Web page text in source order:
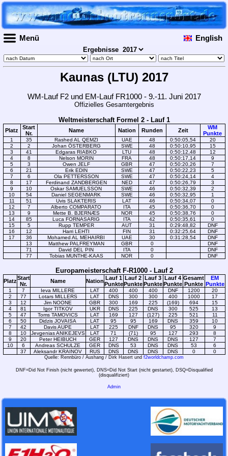
Menü English
Ergebnisse
Kaunas (LTU) 2017
WM-Lauf F2 und EM-Lauf FR1000 - 9.-11. Juni 2017
Offizielles Gesamtergebnis
Weltmeisterschaft Formel 2 - Lauf 1
Platz
Start
Nr.
Name Nation Runden Zeit
WM
Punkte
1 35 Rashed AL QEMZI UAE 48 0:50:05,54
20
2
2 Johan ÖSTERBERG SWE 48 0:50:10,95
15
3
41 Edgaras RIABKO LTU 48 0:50:12,48
12
4
8 Nelson MORIN FRA 48 0:50:17,14
9
5
3 Owen JELF GBR 47 0:50:20,26
7
6
21 Erik EDIN SWE 47 0:50:22,23
5
7
6 Ola PETTERSSON SWE 47 0:50:24,14
4
8
17 Ferdinand ZANDBERGEN NED 47 0:50:26,79
3
9
10 Oskar SAMUELSSON SWE 46 0:50:32,39
2
10
54 Daniel SEGENMARK SWE 46 0:50:32,95
1
11
51 Uvis SLAKTERIS LAT 46 0:50:34,07
0
12
7 Alberto COMPARATO ITA 45 0:50:36,70
0
13
9 Mette B. BJERNÆS NOR 45 0:50:38,76
0
14
85 Luca FORNASARIG ITA 42 0:50:35,61
0
15
5 Rupp TEMPER AUT 31 0:29:48,82
DNF
16
12 Harri LEHTI FIN 31 0:32:25,64
DNF
17
36 Mohamed AL MEHAIRBI UAE 30 0:31:28,54
DNF
13
Matthew PALFREYMAN GBR 0
DNF
71
David DEL PIN ITA 0
DNF
77
Tobias MUNTHE-KAAS NOR 0 DNF
Europameisterschaft F-R1000 - Lauf 2
PlatzStart
Nr.
Name Nation Lauf 1
Punkte
Lauf 2
Punkte
Lauf 3
Punkte
Lauf 4
Punkte
Gesamt
Punkte
EM
Punkte
1 7 Ieva MILLERE LAT 400 400 400 DNF 1200
20
2
77 Lotars MILLERS LAT DNS 300 300 400 1000
17
3
12 Jim NOONE GBR 300 169 225 (169) 694
15
4
81 Igor TITKOV UKR DNS 225 DNS 300 525
13
5
47 Toms TAMOVICS LAT 169 127 (127) 225 521
11
6
50 Didzis JOVAISA LAT 95 95 169 DNS 359
10
7
42 Davis AUPE LAT 225 DNF DNS 95 320
9
8
10 Jevgenias ANIKEJEVS LAT 71 (71) 95 127 293
8
9
20 Peter HEIBUCH GER 127 DNS DNS DNS 127
7
10
6 Andreas SCHULZE GER DNS 53 DNS DNS 53
6
37
Aleksandr KRAINOV RUS DNS DNS DNS DNS 0 0
Quelle: Rennbüro / Aushang / Dirk Hasert und f2worldchamp.com
DNF=Did Not Finish (nicht gewertet), DNS=Did Not Start (nicht gestartet), DSQ=Disqualified
(disqualifiziert)
Admin